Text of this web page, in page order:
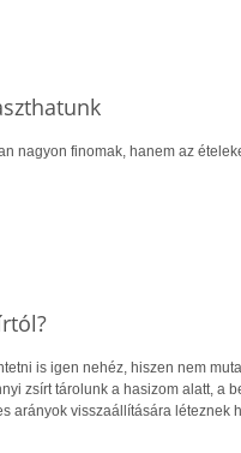
nagyon finomak, hanem az
is igen nehéz, hiszen nem
zsírt tárolunk a hasizom alatt, a
arányok visszaállítására léteznek